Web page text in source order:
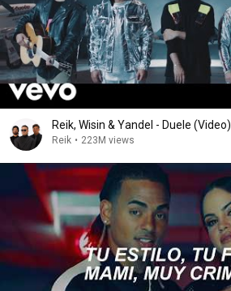
Reik, Wisin & Yandel - Duele (Video)
Reik • 223M views